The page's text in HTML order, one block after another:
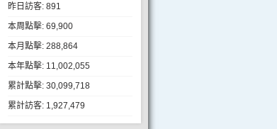
昨日訪客: 891
本周點擊: 69,900
本月點擊: 288,864
本年點擊: 11,002,055
累計點擊: 30,099,718
累計訪客: 1,927,479